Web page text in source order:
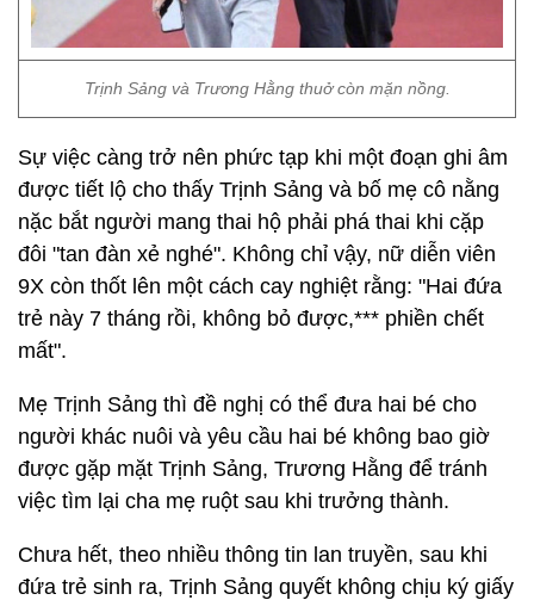
Trịnh Sảng và Trương Hằng thuở còn mặn nồng.
Sự việc càng trở nên phức tạp khi một đoạn ghi âm
được tiết lộ cho thấy Trịnh Sảng và bố mẹ cô nằng
nặc bắt người mang thai hộ phải phá thai khi cặp
đôi "tan đàn xẻ nghé". Không chỉ vậy, nữ diễn viên
9X còn thốt lên một cách cay nghiệt rằng: "Hai đứa
trẻ này 7 tháng rồi, không bỏ được,*** phiền chết
mất".
Mẹ Trịnh Sảng thì đề nghị có thể đưa hai bé cho
người khác nuôi và yêu cầu hai bé không bao giờ
được gặp mặt Trịnh Sảng, Trương Hằng để tránh
việc tìm lại cha mẹ ruột sau khi trưởng thành.
Chưa hết, theo nhiều thông tin lan truyền, sau khi
đứa trẻ sinh ra, Trịnh Sảng quyết không chịu ký giấy